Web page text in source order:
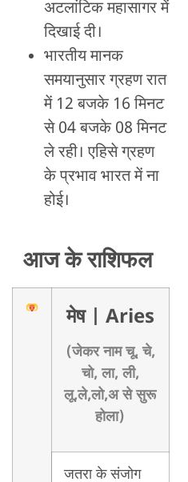
अटलांटिक महासागर में
दिखाई दी।
भारतीय मानक
समयानुसार ग्रहण रात
में 12 बजके 16 मिनट
से 04 बजके 08 मिनट
ले रही। एहिसे ग्रहण
के प्रभाव भारत में ना
होई।
आज के राशिफल
मेष | Aries
(जेकर नाम चू, चे,
चो, ला, ली,
लू,ले,लो,अ से सुरू
होला)
जतरा के संजोग